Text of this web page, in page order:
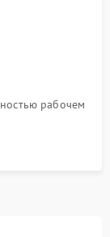
рабочем